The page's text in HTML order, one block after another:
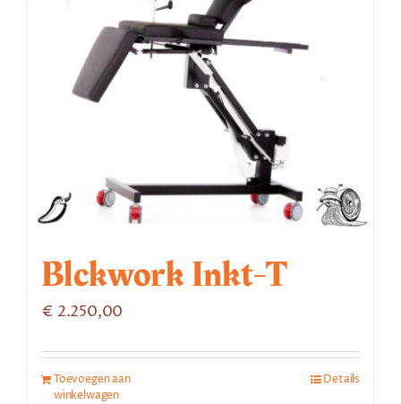
Blckwork Inkt-T
€ 2.250,00
Toevoegen aan
winkelwagen
Details